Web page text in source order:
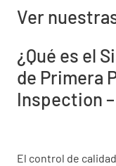
Ver
¿Qué es el
de Primera
Inspection
El control de